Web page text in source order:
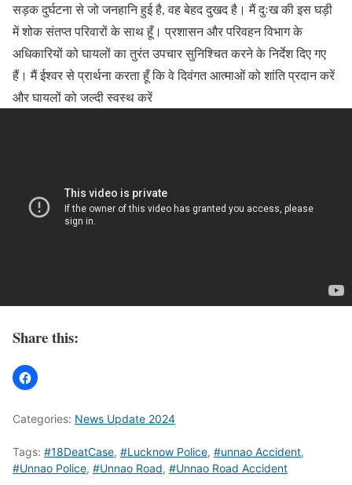
सड़क दुर्घटना से जो जनहानि हुई है, वह बेहद दुखद है। मैं दुःख की इस घड़ी
में शोक संतप्त परिवारों के साथ हूँ। प्रशासन और परिवहन विभाग के
अधिकारियों को घायलों का तुरंत उपचार सुनिश्चित करने के निर्देश दिए गए
हैं। मैं ईश्वर से प्रार्थना करता हूँ कि वे दिवंगत आत्माओं को शांति प्रदान करें
और घायलों को जल्दी स्वस्थ करें
Share this:
Categories: News Update 2024
Tags: #18DeatCase, #Lucknow Police, #unnao Accident,
#Unnao Police, #Unnao Road, #Unnao Road Accident